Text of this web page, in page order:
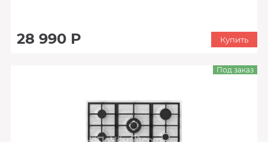
28 990 Р Купить
Под заказ